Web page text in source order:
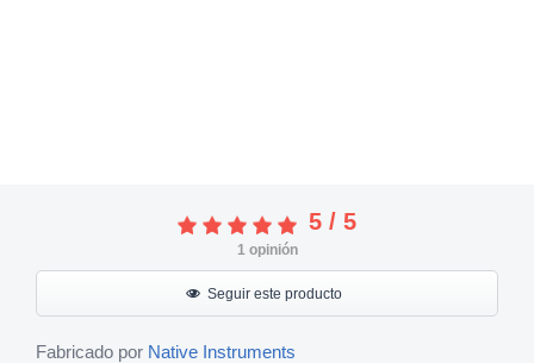
5 / 5
1opinión
Seguir este producto
Fabricado por Native Instruments